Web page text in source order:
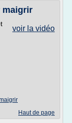
maigrir
voir la vidéo
Haut de page